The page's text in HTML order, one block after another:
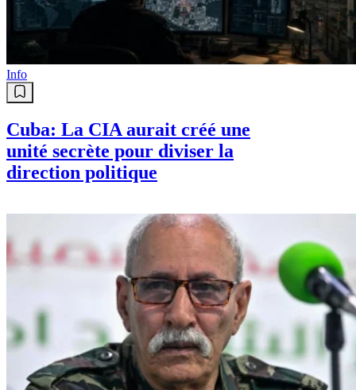
Info
Cuba: La CIA aurait créé une
unité secrète pour diviser la
direction politique